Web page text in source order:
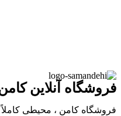
فروشگاه آنلاین
فروشگاه کامن ، محیطی